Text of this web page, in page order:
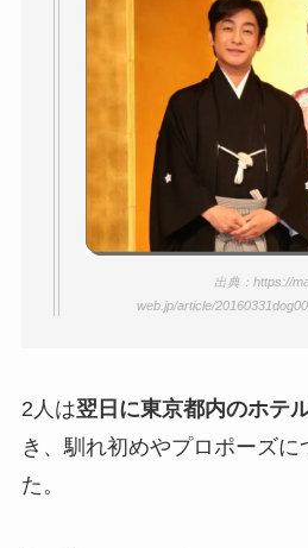
離婚し
藤崎奈々
はガンホ
バい！
大坂なお
しない理
収に破
あいのり
年収や仕
出典：https://
web.jp/article/
2人は翌日に東京都内のホテ
き、馴れ初めやプロポーズに
た。